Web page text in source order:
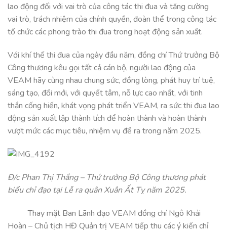
lao động đối với vai trò của công tác thi đua và tăng cường
vai trò, trách nhiệm của chính quyền, đoàn thể trong công tác
tổ chức các phong trào thi đua trong hoạt động sản xuất.
Với khí thế thi đua của ngày đầu năm, đồng chí Thứ trưởng Bộ
Công thương kêu gọi tất cả cán bộ, người lao động của
VEAM hãy cùng nhau chung sức, đồng lòng, phát huy trí tuệ,
sáng tạo, đổi mới, với quyết tâm, nỗ lực cao nhất, với tinh
thần cống hiến, khát vọng phát triển VEAM, ra sức thi đua lao
động sản xuất lập thành tích để hoàn thành và hoàn thành
vượt mức các mục tiêu, nhiệm vụ đề ra trong năm 2025.
Đ/c Phan Thị Thắng – Thứ trưởng Bộ Công thương phát
biểu chỉ đạo tại Lễ ra quân Xuân Ất Tỵ năm 2025.
Thay mặt Ban Lãnh đạo VEAM đồng chí Ngô Khải
Hoàn – Chủ tịch HĐ Quản trị VEAM tiếp thu các ý kiến chỉ